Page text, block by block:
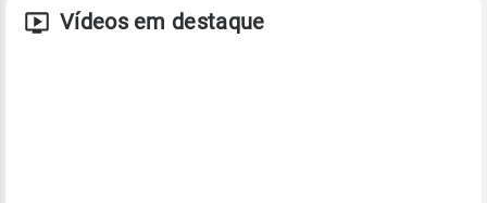
Vídeos em destaque